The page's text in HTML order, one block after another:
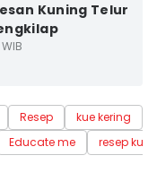
Kuning Telur
Resep kue kering
Educate me
resep kue